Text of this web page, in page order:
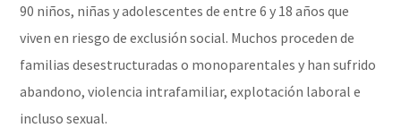
90 niños, niñas y adolescentes de entre 6 y 18 años que
viven en riesgo de exclusión social. Muchos proceden de
familias desestructuradas o monoparentales y han sufrido
abandono, violencia intrafamiliar, explotación laboral e
incluso sexual.